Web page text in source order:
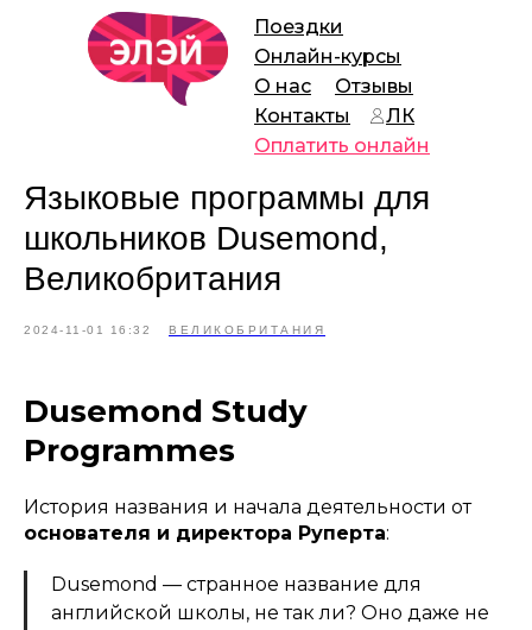
Поездки
Онлайн-курсы
О нас
Отзывы
Контакты
Оплатить онлайн
ЛК
Языковые программы для
школьников Dusemond,
Великобритания
2024-11-01 16:32 ВЕЛИКОБРИТАНИЯ
Dusemond Study
Programmes
История названия и начала деятельности от
основателя и директора Руперта:
Dusemond — странное название для
английской школы, не так ли? Оно даже не